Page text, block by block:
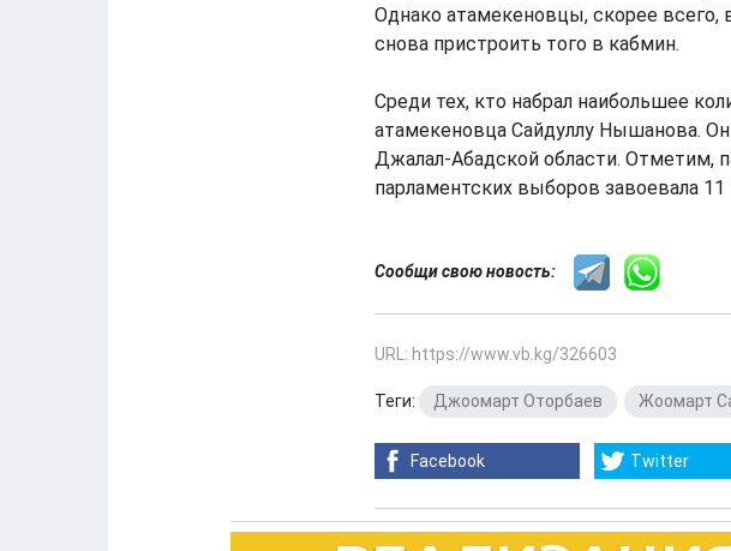
Однако атамекеновцы, скорее
снова пристроить того в кабмин.
Среди тех, кто набрал наибольшее
атамекеновца Сайдуллу Нышанова.
Джалал-Абадской области. Отметим,
парламентских выборов завоевала
Сообщи свою новость:
URL: https://www.vb.kg/326603
Теги: Джоомарт Оторбаев Жоомарт
Facebook Twitter